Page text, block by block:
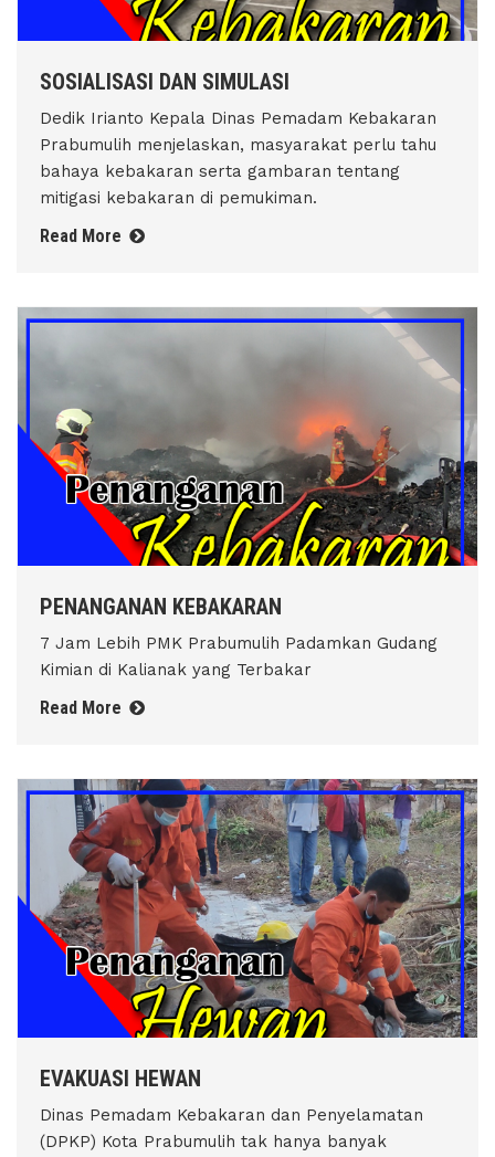
SOSIALISASI DAN SIMULASI
Dedik Irianto Kepala Dinas Pemadam Kebakaran
Prabumulih menjelaskan, masyarakat perlu tahu
bahaya kebakaran serta gambaran tentang
mitigasi kebakaran di pemukiman.
Read More
PENANGANAN KEBAKARAN
7 Jam Lebih PMK Prabumulih Padamkan Gudang
Kimian di Kalianak yang Terbakar
Read More
EVAKUASI HEWAN
Dinas Pemadam Kebakaran dan Penyelamatan
(DPKP) Kota Prabumulih tak hanya banyak